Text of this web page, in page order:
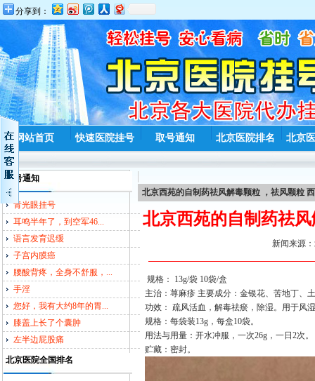
分享到：
网站首页 快速医院挂号 取号通知 北京医院排名 北京
取号通知
青光眼挂号
耳鸣半年了，到空军46...
语言发育迟缓
子宫内膜癌
腰酸背疼，全身不舒服，...
手淫
您好，我有大约8年的胃...
膝盖上长了个囊肿
左半边屁股痛
北京医院全国排名
北京西苑的自制药祛风解毒颗粒 ，祛风颗粒
北京西苑的自制药祛
新闻来源
规格： 13g/袋 10袋/盒
主治：荨麻疹 主要成分：金银花、苦地丁、
功效： 疏风活血，解毒祛瘀，除湿。用于风
规格：每袋装13g，每盒10袋。
用法与用量：开水冲服，一次26g，一日2次。
贮藏：密封。